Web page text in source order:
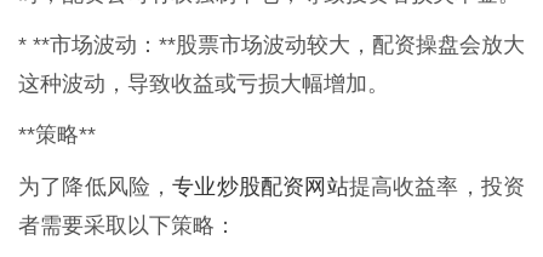
* **市场波动：**股票市场波动较大，配资操盘会放大
这种波动，导致收益或亏损大幅增加。
**策略**
为了降低风险，专业炒股配资网站提高收益率，投资
者需要采取以下策略：